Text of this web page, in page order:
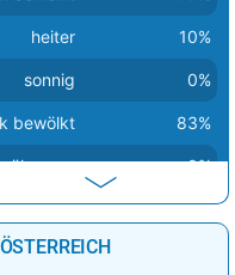
heiter 10%
sonnig 0%
bewölkt 83%
0%
sonnig 0%
heiter